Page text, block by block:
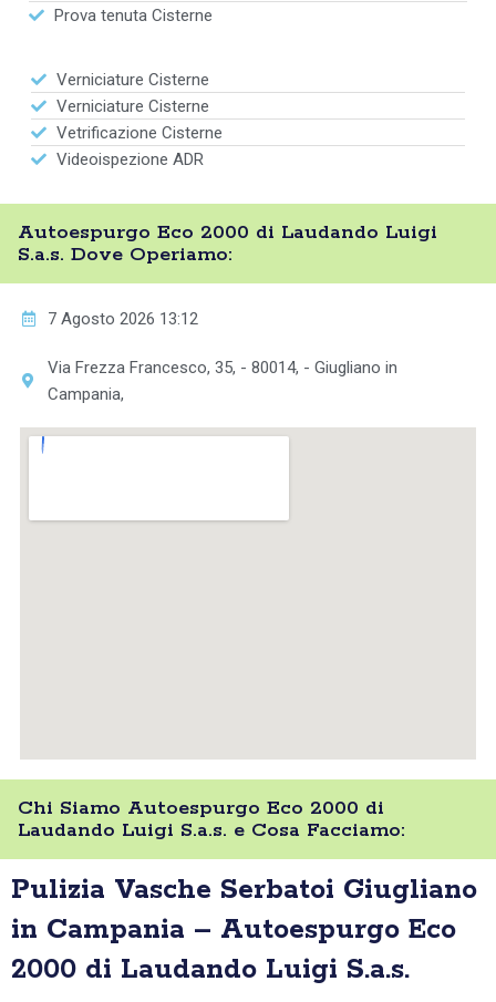
Prova tenuta Cisterne
Verniciature Cisterne
Verniciature Cisterne
Vetrificazione Cisterne
Videoispezione ADR
Autoespurgo Eco 2000 di Laudando Luigi
S.a.s. Dove Operiamo:
7 Agosto 2026 13:12
Via Frezza Francesco, 35, - 80014, - Giugliano in
Campania,
Chi Siamo Autoespurgo Eco 2000 di
Laudando Luigi S.a.s. e Cosa Facciamo:
Pulizia Vasche Serbatoi Giugliano
in Campania – Autoespurgo Eco
2000 di Laudando Luigi S.a.s.